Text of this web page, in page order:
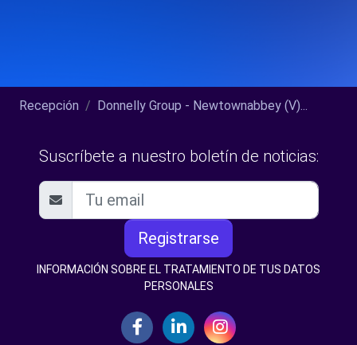
Recepción Donnelly Group - Newtownabbey (V)...
Suscríbete a nuestro boletín de noticias:
Registrarse
INFORMACIÓN SOBRE EL TRATAMIENTO DE TUS DATOS
PERSONALES